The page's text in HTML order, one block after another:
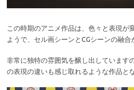
この時期のアニメ作品は、色々と表現が
ようで、セル画シーンとCGシーンの融合
非常に独特の雰囲気を醸し出しています
の表現の違いも感じ取れるような作品と